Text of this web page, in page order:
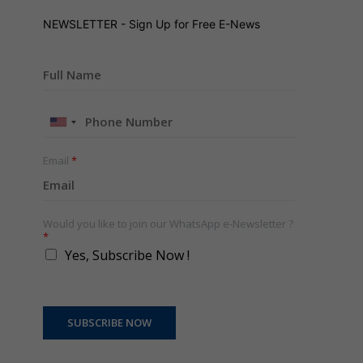
NEWSLETTER - Sign Up for Free E-News
United
+1
Email *
Would you like to join our WhatsApp e-Newsletter ?
*
Yes, Subscribe Now !
SUBSCRIBE NOW